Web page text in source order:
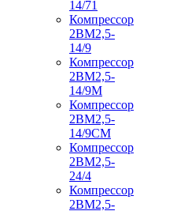
14/71
Компрессор
2ВМ2,5-
14/9
Компрессор
2ВМ2,5-
14/9М
Компрессор
2ВМ2,5-
14/9СМ
Компрессор
2ВМ2,5-
24/4
Компрессор
2ВМ2,5-